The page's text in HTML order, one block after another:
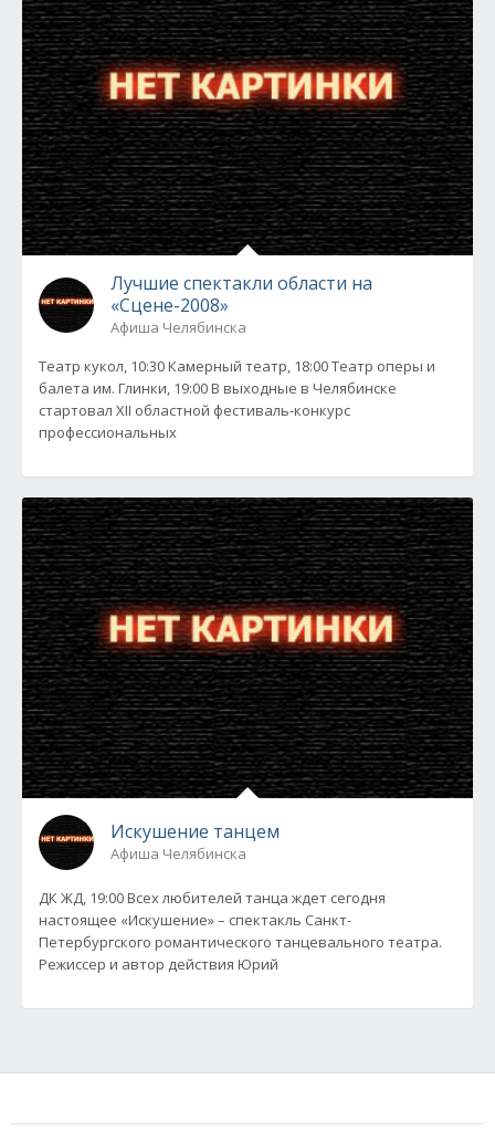
Лучшие спектакли области на
«Сцене-2008»
Афиша Челябинска
Театр кукол, 10:30 Камерный театр, 18:00 Театр оперы и
балета им. Глинки, 19:00 В выходные в Челябинске
стартовал XII областной фестиваль-конкурс
профессиональных
Искушение танцем
Афиша Челябинска
ДК ЖД, 19:00 Всех любителей танца ждет сегодня
настоящее «Искушение» – спектакль Санкт-
Петербургского романтического танцевального театра.
Режиссер и автор действия Юрий